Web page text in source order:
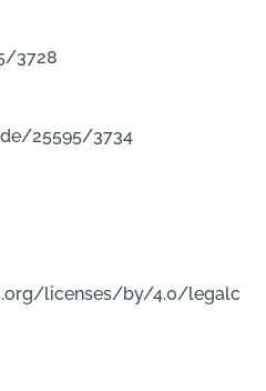
3728
25595/3734
licenses/by/4.0/legalc